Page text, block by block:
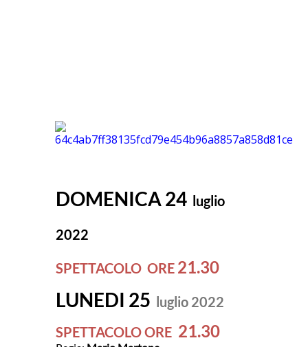
DOMENICA 24 luglio
2022
SPETTACOLO ORE 21.30
LUNEDI 25 luglio 2022
SPETTACOLO ORE 21.30